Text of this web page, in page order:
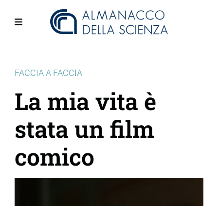
FACCIA A FACCIA
La mia vita è
stata un film
comico